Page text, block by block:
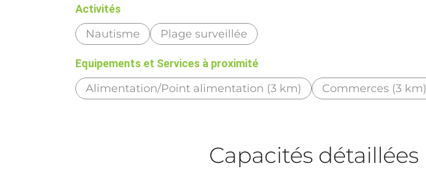
Activités
Nautisme Plage surveillée
Equipements et Services à proximité
Alimentation/Point alimentation (3 km) Commerces (3 km)
Capacités détaillées